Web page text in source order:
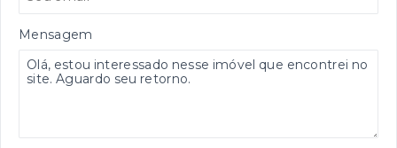
Mensagem